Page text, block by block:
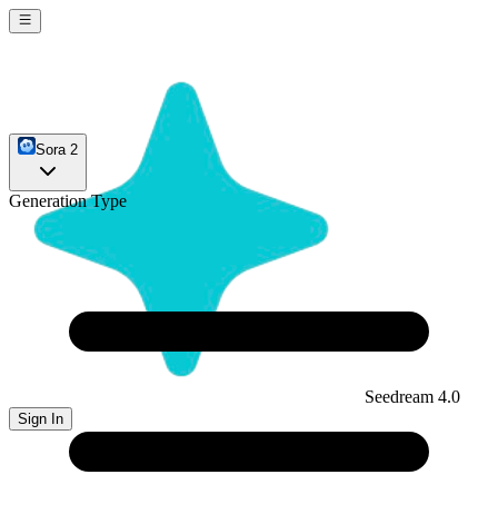
Seedream 4.0
Sign In
Sora 2
Generation Type